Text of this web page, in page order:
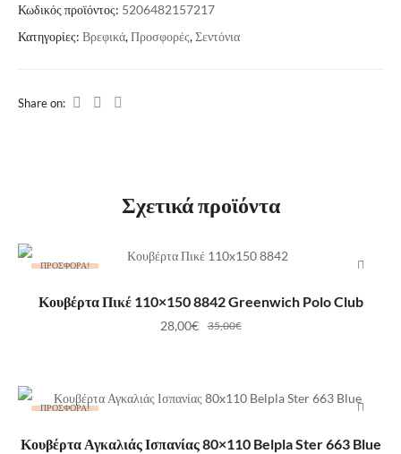
Κωδικός προϊόντος: 5206482157217
Κατηγορίες: Βρεφικά,Προσφορές,Σεντόνια
Share on:
Σχετικά προϊόντα
ΠΡΟΣΦΟΡΆ!
ΠΡΟΣΘΉΚΗ ΣΤΟ ΚΑΛΆΘΙ
Κουβέρτα Πικέ 110×150 8842 Greenwich Polo Club
35,00€
28,00€
ΠΡΟΣΦΟΡΆ!
ΠΡΟΣΘΉΚΗ ΣΤΟ ΚΑΛΆΘΙ
Κουβέρτα Αγκαλιάς Ισπανίας 80×110 Belpla Ster 663 Blue